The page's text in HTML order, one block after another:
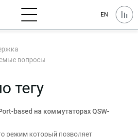
EN
вопросы
тегу
based на коммутаторах QSW-
режим который позволяет